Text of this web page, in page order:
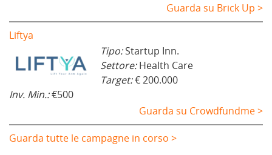
Guarda su Brick Up >
Liftya
Tipo:Startup Inn.
Settore:Health Care
Target:€ 200.000
Inv. Min.:€500
Guarda su Crowdfundme >
Guarda tutte le campagne in corso >